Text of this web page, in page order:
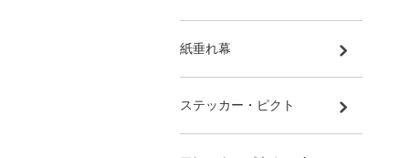
紙垂れ幕
ステッカー・ピクト